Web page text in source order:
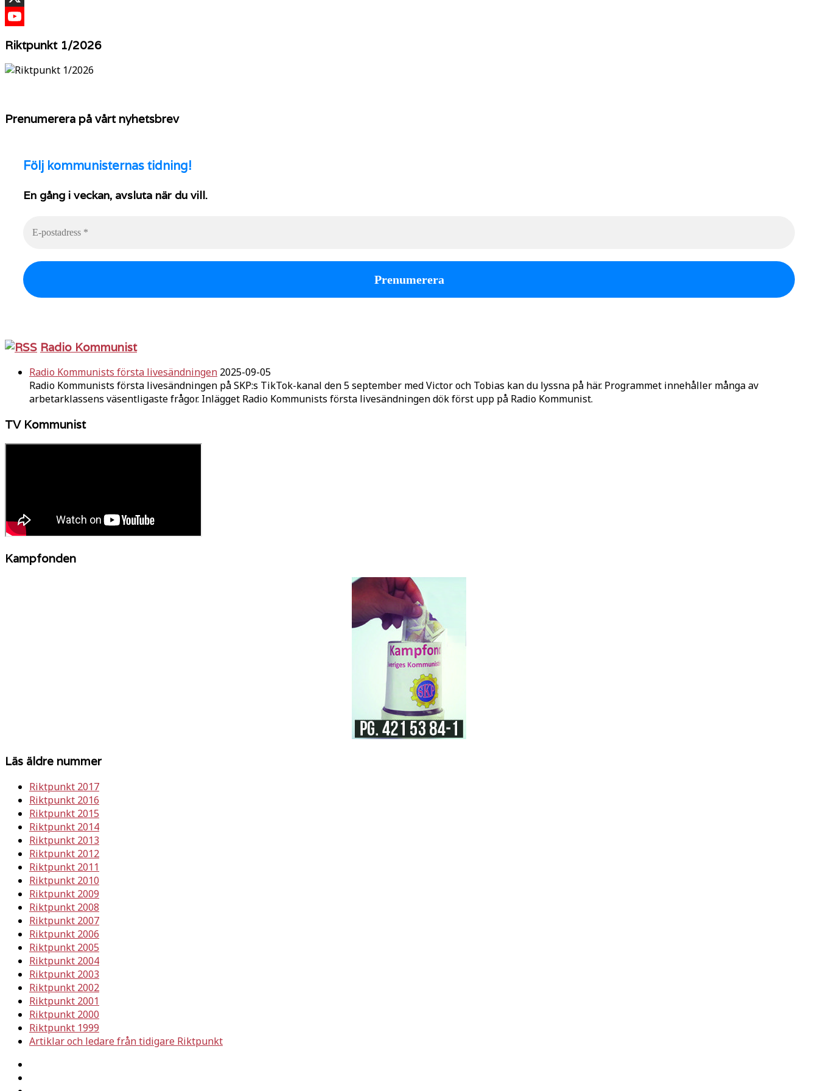
X
Riktpunkt 1/2026
Prenumerera på vårt nyhetsbrev
Följ kommunisternas tidning!
En gång i veckan, avsluta när du vill.
Radio Kommunist
Radio Kommunists första livesändningen 2025-09-05
Radio Kommunists första livesändningen på SKP:s TikTok-kanal den 5 september med Victor och Tobias kan du lyssna på här. Programmet innehåller många av
arbetarklassens väsentligaste frågor. Inlägget Radio Kommunists första livesändningen dök först upp på Radio Kommunist.
TV Kommunist
Kampfonden
Läs äldre nummer
Riktpunkt 2017
Riktpunkt 2016
Riktpunkt 2015
Riktpunkt 2014
Riktpunkt 2013
Riktpunkt 2012
Riktpunkt 2011
Riktpunkt 2010
Riktpunkt 2009
Riktpunkt 2008
Riktpunkt 2007
Riktpunkt 2006
Riktpunkt 2005
Riktpunkt 2004
Riktpunkt 2003
Riktpunkt 2002
Riktpunkt 2001
Riktpunkt 2000
Riktpunkt 1999
Artiklar och ledare från tidigare Riktpunkt